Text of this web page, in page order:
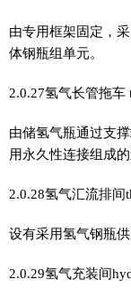
由专用框架固定，
体钢瓶组单元。
2.0.27氢气长管拖车
由储氢气瓶通过支
用永久性连接组成
2.0.28氢气汇流排间
设有采用氢气钢瓶
2.0.29氢气充装间